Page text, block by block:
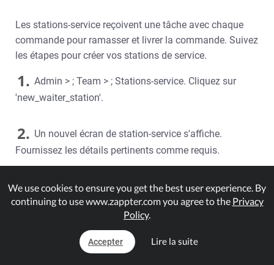
Les stations-service reçoivent une tâche avec chaque
commande pour ramasser et livrer la commande. Suivez
les étapes pour créer vos stations de service.
1. Admin > ; Team > ; Stations-service. Cliquez sur
'new_waiter_station'.
2. Un nouvel écran de station-service s'affiche.
Fournissez les détails pertinents comme requis.
Tabs:
Général:Nom, courriel et mot de passe pour se
connecter à la station de service
Sélectionnez si vous voulez autoriser la
connexion au poste de travail à partir de plusieurs
We use cookies to ensure you get the best user experience. By
continuing to use www.zappter.com you agree to the Privacy
Policy.
Accepter Lire la suite